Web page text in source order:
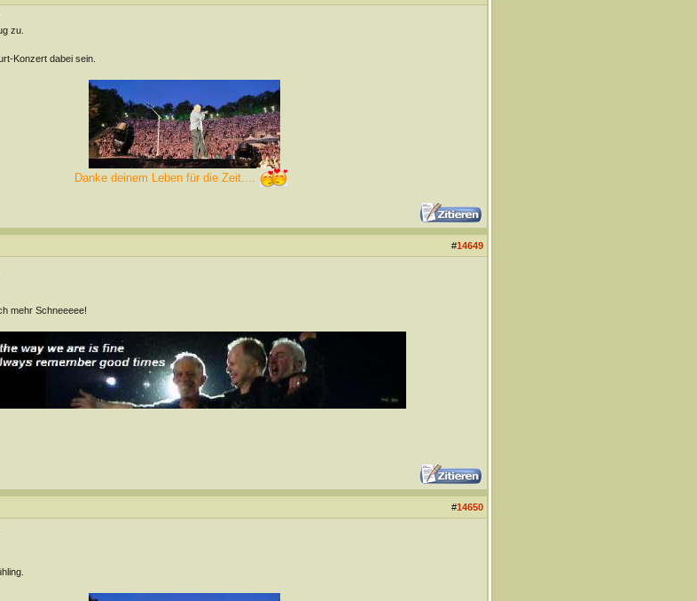
zu.
Konzert dabei sein.
Danke deinem Leben für die Zeit....
#14649
mehr Schneeeee!
#14650